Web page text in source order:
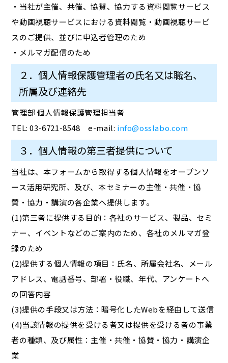
・当社が主催、共催、協賛、協力する資料閲覧サービス
や動画視聴サービスにおける資料閲覧・動画視聴サービ
スのご提供、並びに申込者管理のため
・メルマガ配信のため
２．個人情報保護管理者の氏名又は職名、
所属及び連絡先
管理部 個人情報保護管理担当者
TEL: 03-6721-8548 e-mail: info@osslabo.com
３．個人情報の第三者提供について
当社は、本フォームから取得する個人情報をオープンソ
ース活用研究所、及び、本セミナーの主催・共催・協
賛・協力・講演の各企業へ提供します。
(1)第三者に提供する目的：各社のサービス、製品、セミ
ナー、イベントなどのご案内のため、各社のメルマガ登
録のため
(2)提供する個人情報の項目：氏名、所属会社名、メール
アドレス、電話番号、部署・役職、年代、アンケートへ
の回答内容
(3)提供の手段又は方法：暗号化したWebを経由して送信
(4)当該情報の提供を受ける者又は提供を受ける者の事業
者の種類、及び属性：主催・共催・協賛・協力・講演企
業